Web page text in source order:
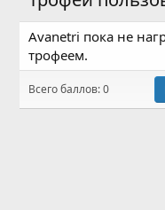
Avanetri пока не
трофеем.
Всего баллов: 0